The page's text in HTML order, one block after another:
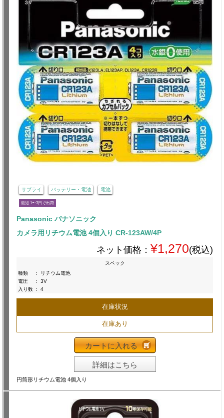
サプライ バッテリー・電池 電池
最短 1〜3日で出荷
Panasonic パナソニック
カメラ用リチウム電池 4個入り CR-123AW/4P
ネット価格： ¥1,270(税込)
スペック
種類
:
リチウム電池
電圧
:
3V
入り数 : 4
在庫状況
在庫あり
カートに入れる
詳細はこちら
円筒形リチウム電池 4個入り